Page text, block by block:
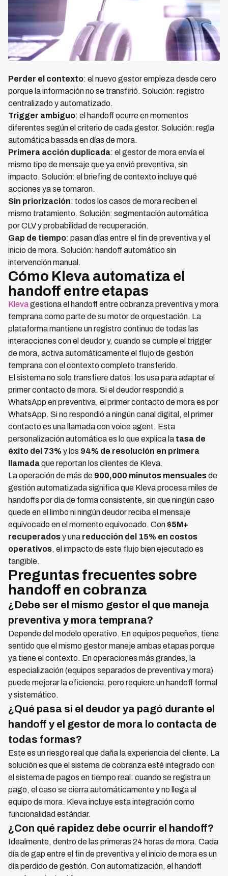
Perder el contexto: el nuevo gestor empieza desde cero
porque la información no se transfirió. Solución: registro
centralizado y automatizado.
Trigger ambiguo: el handoff ocurre en momentos
diferentes según el criterio de cada gestor. Solución: regla
automática basada en días de mora.
Primera acción duplicada: el gestor de mora envía el
mismo tipo de mensaje que ya envió preventiva, sin
impacto. Solución: el briefing de contexto incluye qué
acciones ya se tomaron.
Sin priorización: todos los casos de mora reciben el
mismo tratamiento. Solución: segmentación automática
por CLV y probabilidad de recuperación.
Gap de tiempo: pasan días entre el fin de preventiva y el
inicio de mora. Solución: handoff automático sin
intervención manual.
Cómo Kleva automatiza el
handoff entre etapas
Klevagestiona el handoff entre cobranza preventiva y mora
temprana como parte de su motor de orquestación. La
plataforma mantiene un registro continuo de todas las
interacciones con el deudor y, cuando se cumple el trigger
de mora, activa automáticamente el flujo de gestión
temprana con el contexto completo transferido.
El sistema no solo transfiere datos: los usa para adaptar el
primer contacto de mora. Si el deudor respondió a
WhatsApp en preventiva, el primer contacto de mora es por
WhatsApp. Si no respondió a ningún canal digital, el primer
contacto es una llamada con voice agent. Esta
personalización automática es lo que explica la tasa de
éxito del 73% y los 94% de resolución en primera
llamadaque reportan los clientes de Kleva.
La operación de más de 900,000 minutos mensualesde
gestión automatizada significa que Kleva procesa miles de
handoffs por día de forma consistente, sin que ningún caso
quede en el limbo ni ningún deudor reciba el mensaje
equivocado en el momento equivocado. Con$5M+
recuperadosy una reducción del 15% en costos
operativos, el impacto de este flujo bien ejecutado es
tangible.
Preguntas frecuentes sobre
handoff en cobranza
¿Debe ser el mismo gestor el que maneja
preventiva y mora temprana?
Depende del modelo operativo. En equipos pequeños, tiene
sentido que el mismo gestor maneje ambas etapas porque
ya tiene el contexto. En operaciones más grandes, la
especialización (equipos separados de preventiva y mora)
puede mejorar la eficiencia, pero requiere un handoff formal
y sistemático.
¿Qué pasa si el deudor ya pagó durante el
handoff y el gestor de mora lo contacta de
todas formas?
Este es un riesgo real que daña la experiencia del cliente. La
solución es que el sistema de cobranza esté integrado con
el sistema de pagos en tiempo real: cuando se registra un
pago, el caso se cierra automáticamente y no llega al
equipo de mora. Kleva incluye esta integración como
funcionalidad estándar.
¿Con qué rapidez debe ocurrir el handoff?
Idealmente, dentro de las primeras 24 horas de mora. Cada
día de gap entre el fin de preventiva y el inicio de mora es un
día perdido de gestión. Con automatización, el handoff